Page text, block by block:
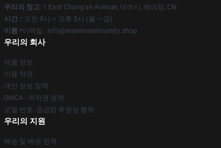
우리의 창고: 1 East Chang'an Avenue, 데이시, 베이징, CN
시간 :: 오전 9시 ~ 오후 5시 (월 ~ 금)
이름 *이메일 : info@inanimateinsanity.shop
우리의 회사
제품 정보
이용 약관
개인 정보 정책
DMCA - 저작권 정책
모델 번호: 공급망 투명성 행위
우리의 지원
배송 및 배송 정책